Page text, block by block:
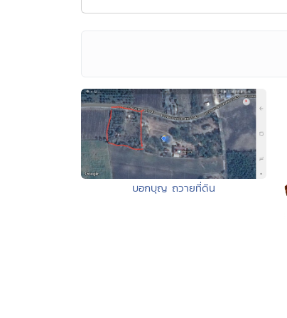
บอกบุญ ถวายที่ดิน